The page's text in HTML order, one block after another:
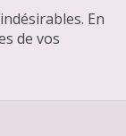
En
de vos